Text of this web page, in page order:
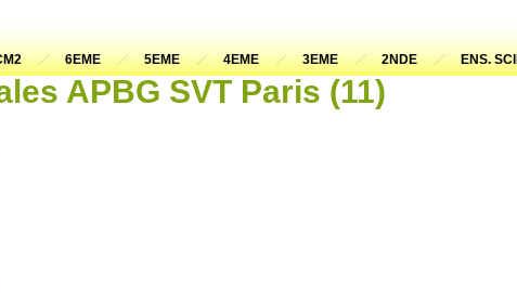
6EME 5EME 4EME 3EME 2NDE ENS.
APBG SVT Paris (11)